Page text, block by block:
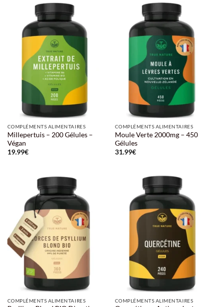
COMPLÉMENTS ALIMENTAIRES
Millepertuis – 200 Gélules –
Végan
19.99€
COMPLÉMENTS ALIMENTAIRES
Moule Verte 2000mg – 450
Gélules
31.99€
COMPLÉMENTS ALIMENTAIRES COMPLÉMENTS ALIMENTAIRES